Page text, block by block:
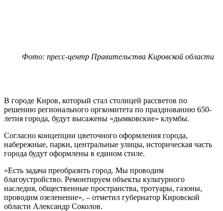
Фото: пресс-центр Правительства Кировской области
В городе Киров, который стал столицей рассветов по
решению регионального оргкомитета по празднованию 650-
летия города, будут высажены «дымковские» клумбы.
Согласно концепции цветочного оформления города,
набережные, парки, центральные улицы, историческая часть
города будут оформлены в едином стиле.
«Есть задача преобразить город. Мы проводим
благоустройство. Ремонтируем объекты культурного
наследия, общественные пространства, тротуары, газоны,
проводим озеленение», – отметил губернатор Кировской
области Александр Соколов.